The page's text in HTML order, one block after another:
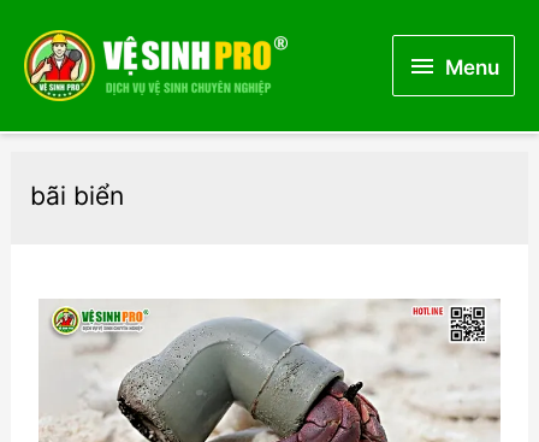
MenuMenu
bãi biển